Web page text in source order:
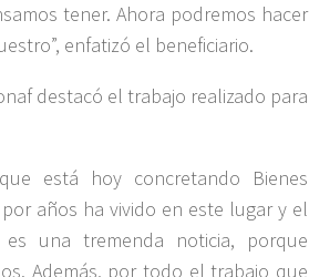
tener. Ahora podremos hacer
enfatizó el beneficiario.
destacó el trabajo realizado para
está hoy concretando Bienes
años ha vivido en este lugar y el
una tremenda noticia, porque
Además, por todo el trabajo que